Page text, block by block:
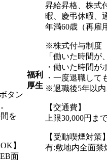
タン
を
】
面
福利
厚生
昇給昇格、株式
暇、慶弔休暇、
年満60歳（再雇
※株式付与制度
「働いた時間が
・働いた時間
・一度退職し
※退職後5年以内
【交通費】
上限30,000円ま
【受動喫煙対策】
有:敷地内全面禁